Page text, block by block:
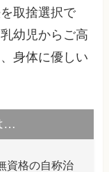
取捨選択で
幼児からご高
身体に優しい
…
資格の自称治